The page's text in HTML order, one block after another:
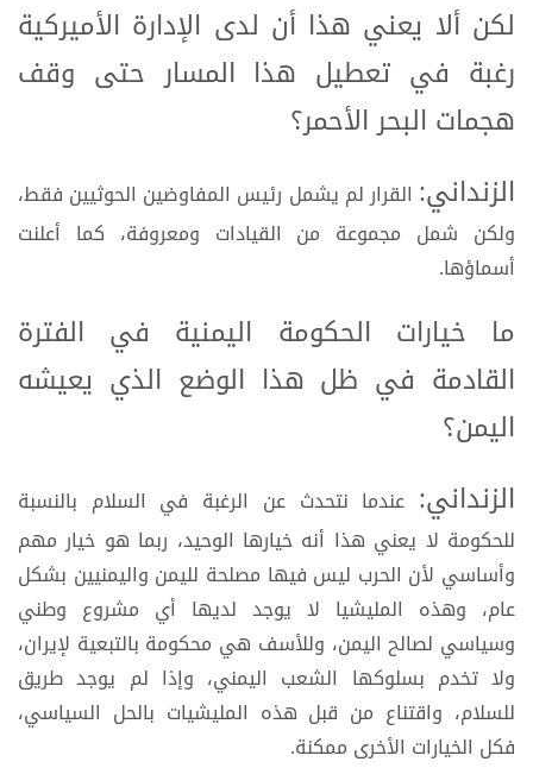
لكن ألا يعني هذا أن لدى الإدارة الأميركية
رغبة في تعطيل هذا المسار حتى وقف
هجمات البحر الأحمر؟
الزنداني: القرار لم يشمل رئيس المفاوضين الحوثيين فقط،
ولكن شمل مجموعة من القيادات ومعروفة، كما أعلنت
أسماؤها.
ما خيارات الحكومة اليمنية في الفترة
القادمة في ظل هذا الوضع الذي يعيشه
اليمن؟
الزنداني: عندما نتحدث عن الرغبة في السلام بالنسبة
للحكومة لا يعني هذا أنه خيارها الوحيد، ربما هو خيار مهم
وأساسي لأن الحرب ليس فيها مصلحة لليمن واليمنيين بشكل
عام، وهذه المليشيا لا يوجد لديها أي مشروع وطني
وسياسي لصالح اليمن، وللأسف هي محكومة بالتبعية لإيران،
ولا تخدم بسلوكها الشعب اليمني، وإذا لم يوجد طريق
للسلام، واقتناع من قبل هذه المليشيات بالحل السياسي،
فكل الخيارات الأخرى ممكنة.